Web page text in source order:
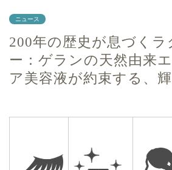
ニュース
200年の歴史が息づくラ
ー：ゲランの天然由来
ア美容液が約束する、